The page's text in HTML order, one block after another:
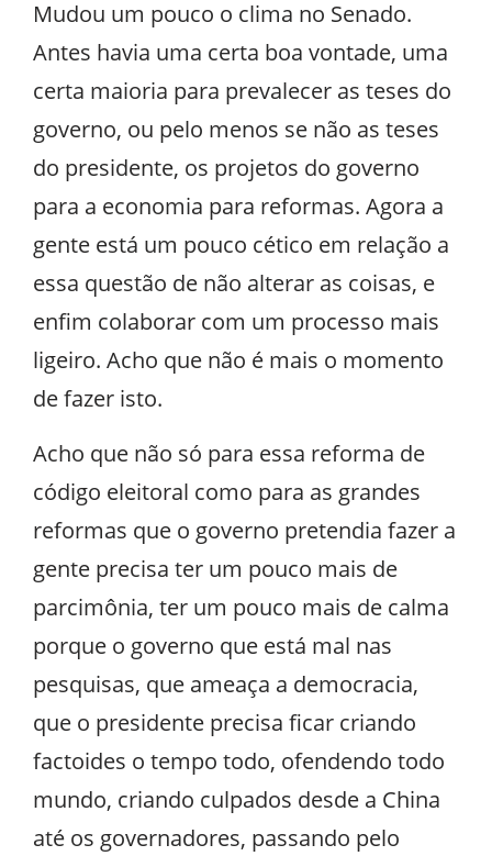
Mudou um pouco o clima no Senado.
Antes havia uma certa boa vontade, uma
certa maioria para prevalecer as teses do
governo, ou pelo menos se não as teses
do presidente, os projetos do governo
para a economia para reformas. Agora a
gente está um pouco cético em relação a
essa questão de não alterar as coisas, e
enfim colaborar com um processo mais
ligeiro. Acho que não é mais o momento
de fazer isto.
Acho que não só para essa reforma de
código eleitoral como para as grandes
reformas que o governo pretendia fazer a
gente precisa ter um pouco mais de
parcimônia, ter um pouco mais de calma
porque o governo que está mal nas
pesquisas, que ameaça a democracia,
que o presidente precisa ficar criando
factoides o tempo todo, ofendendo todo
mundo, criando culpados desde a China
até os governadores, passando pelo